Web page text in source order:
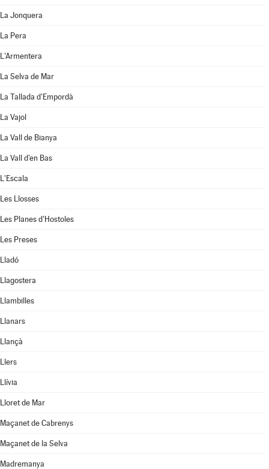
La Jonquera
La Pera
L'Armentera
La Selva de Mar
La Tallada d'Empordà
La Vajol
La Vall de Bianya
La Vall d'en Bas
L'Escala
Les Llosses
Les Planes d'Hostoles
Les Preses
Lladó
Llagostera
Llambilles
Llanars
Llançà
Llers
Llívia
Lloret de Mar
Maçanet de Cabrenys
Maçanet de la Selva
Madremanya